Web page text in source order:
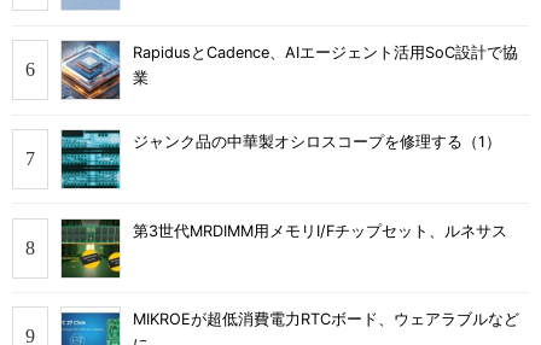
RapidusとCadence、AIエージェント活用SoC設計で協
業
ジャンク品の中華製オシロスコープを修理する（1）
第3世代MRDIMM用メモリI/Fチップセット、ルネサス
MIKROEが超低消費電力RTCボード、ウェアラブルなど